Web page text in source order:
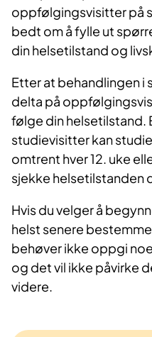
oppfølgingsvisitter på
bedt om å fylle ut
din helsetilstand og
Etter at behandlingen i
delta på
følge din helsetilstand.
studievisitter kan
omtrent hver 12. uke
sjekke helsetilstanden
Hvis du velger å
helst senere
behøver ikke oppgi
og det vil ikke påvirke
videre.